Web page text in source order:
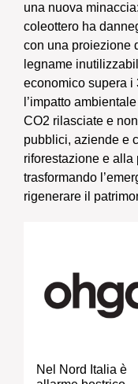
una nuova
coleottero ha
con una proiezione
legname
economico supera i
l’impatto
CO2 rilasciate e
pubblici, aziende e
riforestazione e alla
trasformando
rigenerare il
Nel Nord Italia è